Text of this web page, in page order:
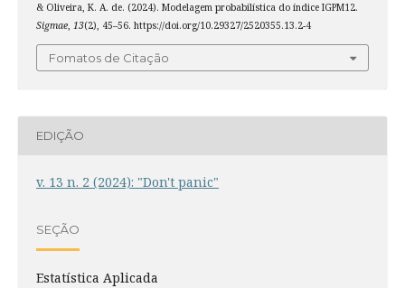
& Oliveira, K. A. de. (2024). Modelagem probabilística do índice IGPM12.
Sigmae, 13(2), 45–56. https://doi.org/10.29327/2520355.13.2-4
Fomatos de Citação
EDIÇÃO
v. 13 n. 2 (2024): "Don't panic"
SEÇÃO
Estatística Aplicada